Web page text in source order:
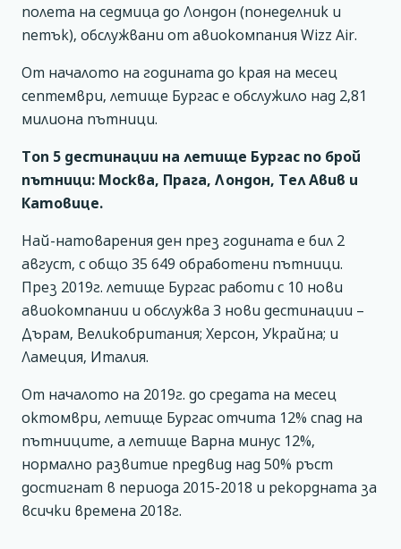
полета на седмица до Лондон (понеделник и
петък), обслужвани от авиокомпания Wizz Air.
Oт началото на годината до края на месец
септември, летище Бургас е обслужило над 2,81
милиона пътници.
Топ 5 дестинации на летище Бургас по брой
пътници: Москва, Прага, Лондон, Тел Авив и
Катовице.
Най-натоварения ден през годината е бил 2
август, с общо 35 649 обработени пътници.
През 2019г. летище Бургас работи с 10 нови
авиокомпании и обслужва 3 нови дестинации –
Дърам, Великобритания; Херсон, Украйна; и
Ламеция, Италия.
От началото на 2019г. до средата на месец
октомври, летище Бургас отчита 12% спад на
пътниците, а летище Варна минус 12%,
нормално развитие предвид над 50% ръст
достигнат в периода 2015-2018 и рекордната за
всички времена 2018г.